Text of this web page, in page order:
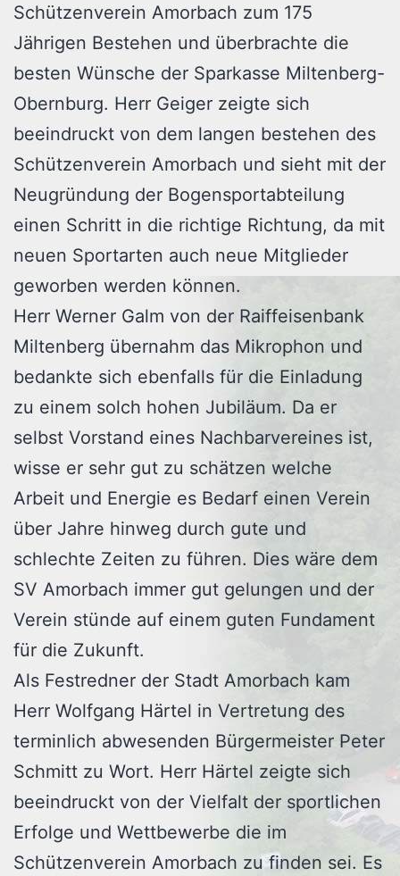
Schützenverein Amorbach zum 175
Jährigen Bestehen und überbrachte die
besten Wünsche der Sparkasse Miltenberg-
Obernburg. Herr Geiger zeigte sich
beeindruckt von dem langen bestehen des
Schützenverein Amorbach und sieht mit der
Neugründung der Bogensportabteilung
einen Schritt in die richtige Richtung, da mit
neuen Sportarten auch neue Mitglieder
geworben werden können.
Herr Werner Galm von der Raiffeisenbank
Miltenberg übernahm das Mikrophon und
bedankte sich ebenfalls für die Einladung
zu einem solch hohen Jubiläum. Da er
selbst Vorstand eines Nachbarvereines ist,
wisse er sehr gut zu schätzen welche
Arbeit und Energie es Bedarf einen Verein
über Jahre hinweg durch gute und
schlechte Zeiten zu führen. Dies wäre dem
SV Amorbach immer gut gelungen und der
Verein stünde auf einem guten Fundament
für die Zukunft.
Als Festredner der Stadt Amorbach kam
Herr Wolfgang Härtel in Vertretung des
terminlich abwesenden Bürgermeister Peter
Schmitt zu Wort. Herr Härtel zeigte sich
beeindruckt von der Vielfalt der sportlichen
Erfolge und Wettbewerbe die im
Schützenverein Amorbach zu finden sei. Es